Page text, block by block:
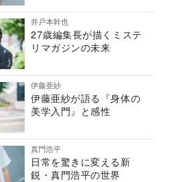
井戸本幹也
27歳編集長が描くミステ
リマガジンの未来
伊藤亜紗
伊藤亜紗が語る『身体の
美学入門』と感性
真門浩平
日常を驚きに変える新
鋭・真門浩平の世界